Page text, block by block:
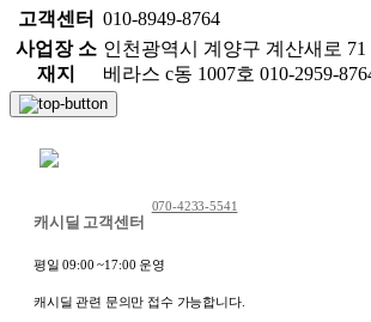
고객센터 010-8949-8764
사업장 소
재지
인천광역시 계양구 계산새로 71
베라스 c동 1007호 010-2959-
캐시딜 고객센터
070-4233-5541
평일 09:00 ~17:00 운영
캐시딜 관련 문의만 접수 가능합니다.